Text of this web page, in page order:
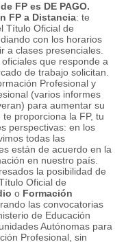
FP es DE PAGO.
FP a Distancia: te
Título Oficial de
con los horarios
a clases presenciales.
que responde a
de trabajo solicitan.
Profesional y
(varios informes
para aumentar su
proporciona la FP, tu
perspectivas: en los
todas las
están de acuerdo en la
en nuestro país.
la posibilidad de
Oficial de
o Formación
las convocatorias
de Educación
Autónomas para
Profesional, sin